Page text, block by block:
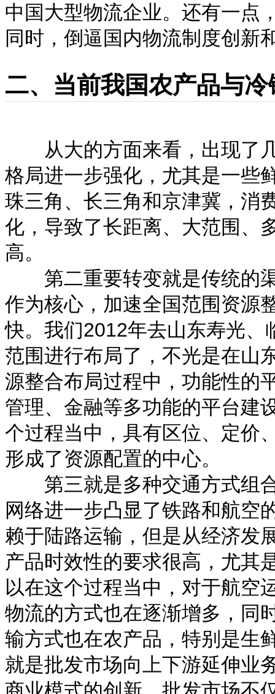
中国大型物流企业。还有一点
同时，倒逼国内物流制度创新
二、当前我国农产品与
从大的方面来看，出现了几
格局进一步强化，尤其是一些
珠三角、长三角和京津冀，消
化，导致了长距离、大范围、
高。
第二重要转变就是传统的渠
作为核心，加速全国范围资源
快。我们2012年去山东寿光
范围进行布局了，不光是在山
源整合布局过程中，功能性的
管理、金融等多功能的平台建
个过程当中，具有区位、定价
形成了资源配置的中心。
第三就是多种交通方式组合
网络进一步凸显了铁路和航空
赖于陆路运输，但是从经济发
产品时效性的要求很高，尤其
以在这个过程当中，对于航空
物流的方式也在逐渐增多，同
输方式也在农产品，特别是生
就是批发市场向上下游延伸业